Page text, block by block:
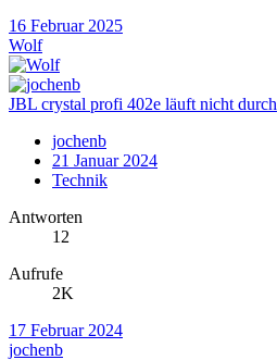
16 Februar 2025
Wolf
JBL crystal profi 402e läuft nicht durch
jochenb
21 Januar 2024
Technik
Antworten
12
Aufrufe
2K
17 Februar 2024
jochenb